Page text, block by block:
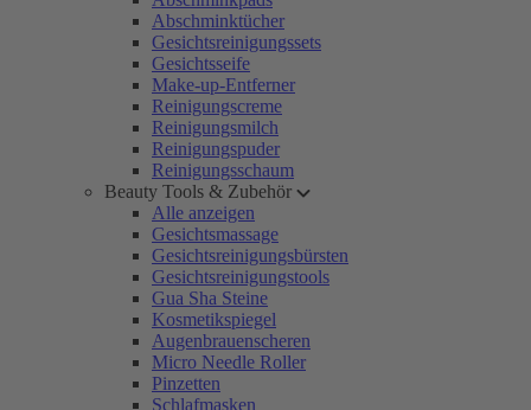
Abschminktücher
Gesichtsreinigungssets
Gesichtsseife
Make-up-Entferner
Reinigungscreme
Reinigungsmilch
Reinigungspuder
Reinigungsschaum
Beauty Tools & Zubehör
Alle anzeigen
Gesichtsmassage
Gesichtsreinigungsbürsten
Gesichtsreinigungstools
Gua Sha Steine
Kosmetikspiegel
Augenbrauenscheren
Micro Needle Roller
Pinzetten
Schlafmasken